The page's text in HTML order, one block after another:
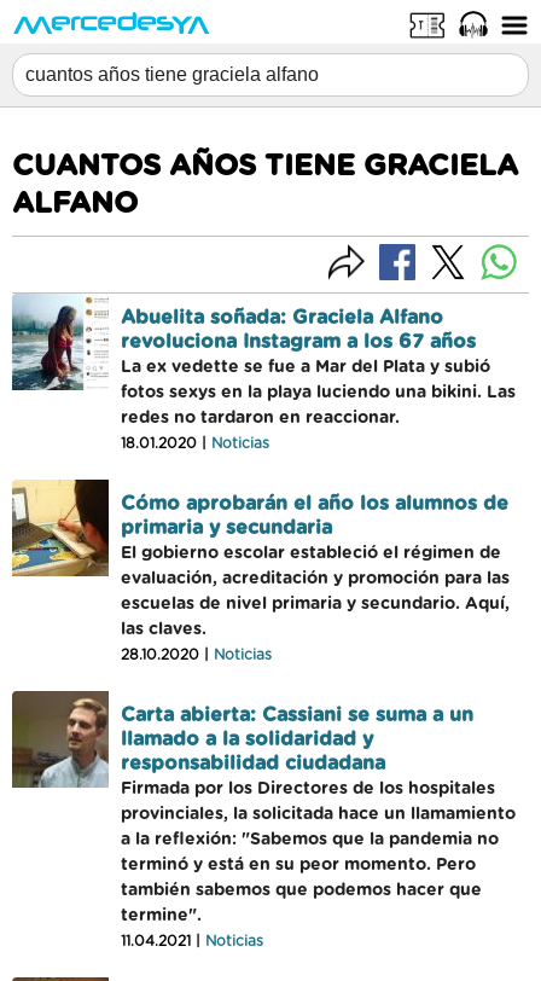
CUANTOS AÑOS TIENE GRACIELA
ALFANO
Abuelita soñada: Graciela Alfano
revoluciona Instagram a los 67 años
La ex vedette se fue a Mar del Plata y subió
fotos sexys en la playa luciendo una bikini. Las
redes no tardaron en reaccionar.
18.01.2020 | Noticias
Cómo aprobarán el año los alumnos de
primaria y secundaria
El gobierno escolar estableció el régimen de
evaluación, acreditación y promoción para las
escuelas de nivel primaria y secundario. Aquí,
las claves.
28.10.2020 | Noticias
Carta abierta: Cassiani se suma a un
llamado a la solidaridad y
responsabilidad ciudadana
Firmada por los Directores de los hospitales
provinciales, la solicitada hace un llamamiento
a la reflexión: "Sabemos que la pandemia no
terminó y está en su peor momento. Pero
también sabemos que podemos hacer que
termine".
11.04.2021 | Noticias